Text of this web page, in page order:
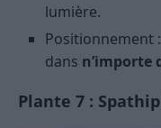
lumière.
Positionnement
dans n’importe
Plante 7 :